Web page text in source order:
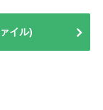
イル)